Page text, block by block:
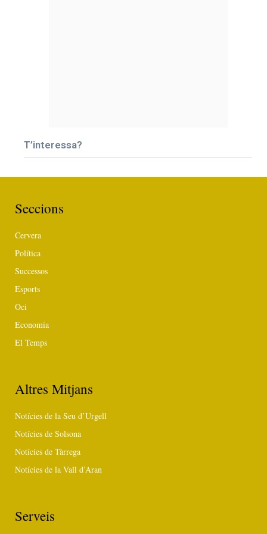
T’interessa?
Seccions
Cervera
Política
Successos
Esports
Oci
Economia
El Temps
Altres Mitjans
Notícies de la Seu d’Urgell
Notícies de Solsona
Notícies de Tàrrega
Notícies de la Vall d’Aran
Serveis